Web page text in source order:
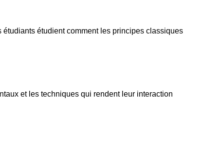
étudient comment les principes classiques
et les techniques qui rendent leur interaction